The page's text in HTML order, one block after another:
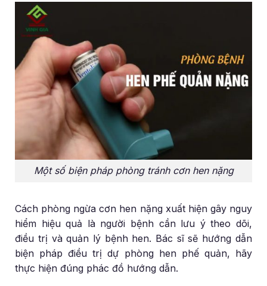
Một số biện pháp phòng tránh cơn hen nặng
Cách phòng ngừa cơn hen nặng xuất hiện gây nguy
hiểm hiệu quả là người bệnh cần lưu ý theo dõi,
điều trị và quản lý bệnh hen. Bác sĩ sẽ hướng dẫn
biện pháp điều trị dự phòng hen phế quản, hãy
thực hiện đúng phác đồ hướng dẫn.